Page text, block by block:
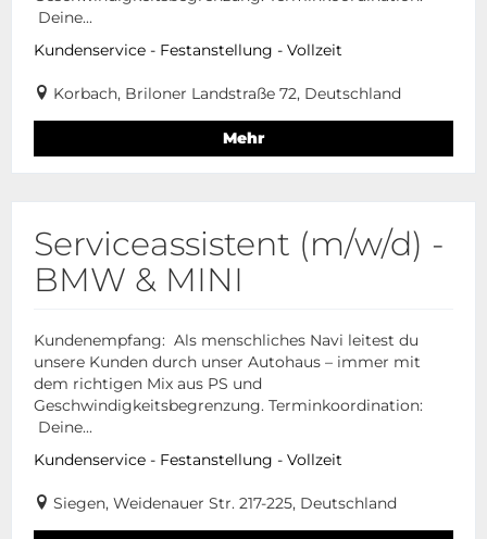
Deine...
Kundenservice - Festanstellung - Vollzeit
Korbach, Briloner Landstraße 72, Deutschland
Mehr
Serviceassistent (m/w/d) -
BMW & MINI
Kundenempfang: Als menschliches Navi leitest du
unsere Kunden durch unser Autohaus – immer mit
dem richtigen Mix aus PS und
Geschwindigkeitsbegrenzung. Terminkoordination:
Deine...
Kundenservice - Festanstellung - Vollzeit
Siegen, Weidenauer Str. 217-225, Deutschland